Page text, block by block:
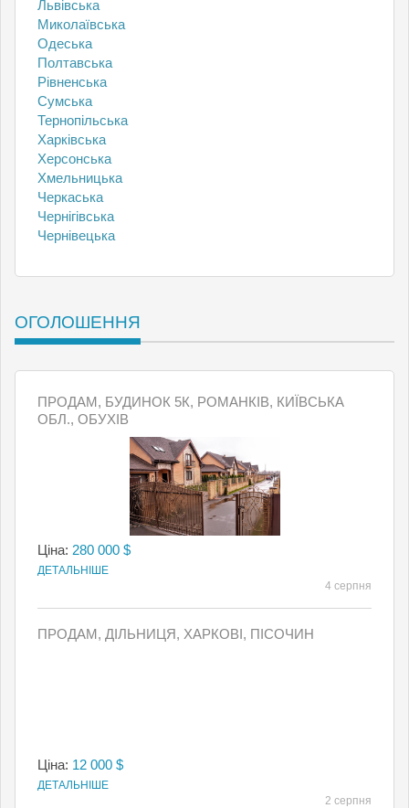
Львівська
Миколаївська
Одеська
Полтавська
Рівненська
Сумська
Тернопільська
Харківська
Херсонська
Хмельницька
Черкаська
Чернігівська
Чернівецька
ОГОЛОШЕННЯ
ПРОДАМ, БУДИНОК 5К, РОМАНКІВ, КИЇВСЬКА
ОБЛ., ОБУХІВ
Ціна: 280 000 $
ДЕТАЛЬНІШЕ
4 серпня
ПРОДАМ, ДІЛЬНИЦЯ, ХАРКОВІ, ПІСОЧИН
Ціна: 12 000 $
ДЕТАЛЬНІШЕ
2 серпня